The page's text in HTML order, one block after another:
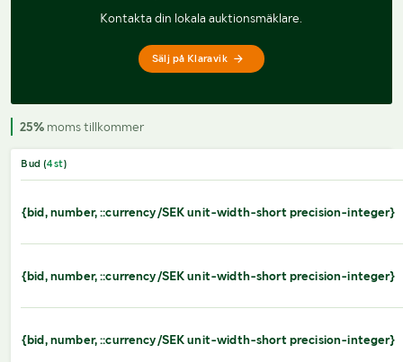
Kontakta din lokala auktionsmäklare.
Sälj på Klaravik
25% moms tillkommer
Bud (4st)
{bid, number, ::currency/SEK unit-width-short precision-integer}
{bid, number, ::currency/SEK unit-width-short precision-integer}
{bid, number, ::currency/SEK unit-width-short precision-integer}